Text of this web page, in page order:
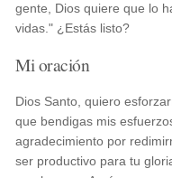
gente, Dios quiere que lo
vidas." ¿Estás listo?
Mi oración
Dios Santo, quiero
que bendigas mis
agradecimiento por
ser productivo para tu